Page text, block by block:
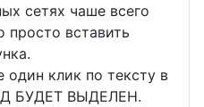
сетях чаше всего
просто вставить
один клик по тексту в
БУДЕТ ВЫДЕЛЕН.